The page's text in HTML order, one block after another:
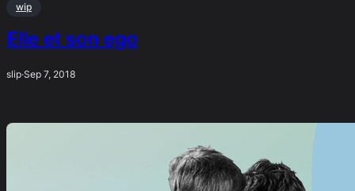
wip
Elle et son ego
slip·Sep 7, 2018